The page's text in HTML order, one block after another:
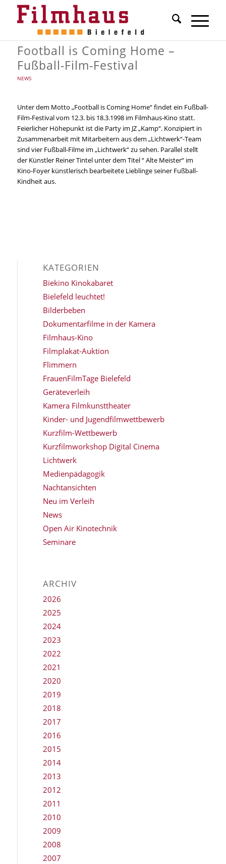
Football is Coming Home –
Fußball-Film-Festival
NEWS
Unter dem Motto „Football is Coming Home“ findet ein Fußball-
Film-Festival vom 12.3. bis 18.3.1998 im Filmhaus-Kino statt.
Feierlicher Höhepunkt ist die Party im JZ „Kamp“. Konzipiert in
Zusammenarbeit mit Mitarbeitern aus dem „Lichtwerk“-Team
sind vier Fußball-Filme im „Lichtwerk“ zu sehen. Parallel stellt
der Künstler Reiner Tintel unter dem Titel “ Alte Meister“ im
Kino-Foyer künstlerisch bearbeitete Lieblinge seiner Fußball-
Kindheit aus.
KATEGORIEN
Biekino Kinokabaret
Bielefeld leuchtet!
Bilderbeben
Dokumentarfilme in der Kamera
Filmhaus-Kino
Filmplakat-Auktion
Flimmern
FrauenFilmTage Bielefeld
Geräteverleih
Kamera Filmkunsttheater
Kinder- und Jugendfilmwettbewerb
Kurzfilm-Wettbewerb
Kurzfilmworkshop Digital Cinema
Lichtwerk
Medienpädagogik
Nachtansichten
Neu im Verleih
News
Open Air Kinotechnik
Seminare
ARCHIV
2026
2025
2024
2023
2022
2021
2020
2019
2018
2017
2016
2015
2014
2013
2012
2011
2010
2009
2008
2007